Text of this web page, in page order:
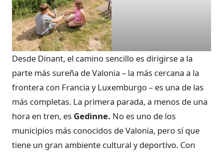
Desde Dinant, el camino sencillo es dirigirse a la
parte más sureña de Valonia – la más cercana a la
frontera con Francia y Luxemburgo – es una de las
más completas. La primera parada, a menos de una
hora en tren, es Gedinne. No es uno de los
municipios más conocidos de Valonia, pero sí que
tiene un gran ambiente cultural y deportivo. Con